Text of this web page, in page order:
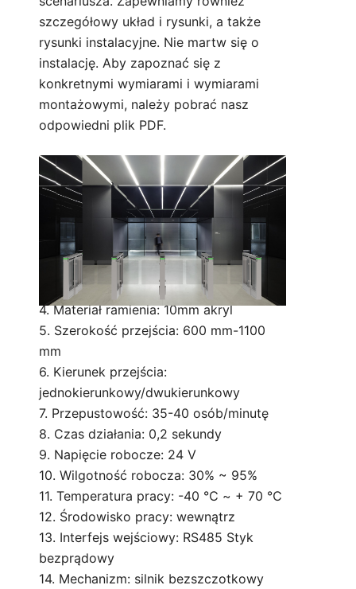
szczegółowy układ i rysunki, a także
rysunki instalacyjne. Nie martw się o
instalację. Aby zapoznać się z
konkretnymi wymiarami i wymiarami
montażowymi, należy pobrać nasz
odpowiedni plik PDF.
Technical Parameter:
1. Rozmiar: 1500*120*980mm
2. Wejście zasilania: AC100-
240V,50/60HZ
3. Materiał: 1,2 mm SUS 304 z linią
włosów 400 #
4. Materiał ramienia: 10mm akryl
5. Szerokość przejścia: 600 mm-1100
mm
6. Kierunek przejścia:
jednokierunkowy/dwukierunkowy
7. Przepustowość: 35-40 osób/minutę
8. Czas działania: 0,2 sekundy
9. Napięcie robocze: 24 V
10. Wilgotność robocza: 30% ~ 95%
11. Temperatura pracy: -40 ℃ ~ + 70 ℃
12. Środowisko pracy: wewnątrz
13. Interfejs wejściowy: RS485 Styk
bezprądowy
14. Mechanizm: silnik bezszczotkowy